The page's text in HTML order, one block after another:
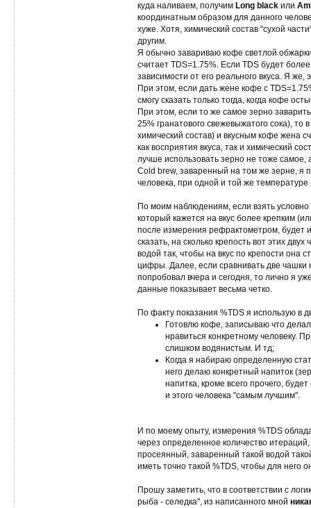
куда наливаем, получим Long black или
координатным образом для данного
хуже. Хотя, химический состав "сухой
другим.
Я обычно завариваю кофе светлой
считает TDS=1.75%. Если TDS будет
зависимости от его реального вкуса. Я же,
При этом, если дать жене кофе с
смогу сказать только тогда, когда кофе
При этом, если то же самое зерно
25% гранатового свежевыжатого сока), то
химический состав) и вкусным кофе жена
как восприятия вкуса, так и химический
лучше использовать зерно не тоже
Cold brew, заваренный на том же зерне, я
человека, при одной и той же температуре
По моим наблюдениям, если взять условно
который кажется на вкус более крепким
после измерения рефрактометром, будет
сказать, на сколько крепость вот этих
водой так, чтобы на вкус по крепости она
цифры. Далее, если сравнивать две чашки
попробовал вчера и сегодня, то лично я
данные показывает весьма четко.
По факту показания %TDS я использую в
Готовлю кофе, записываю что
нравиться конкретному человеку.
слишком водянистым. И тд;
Когда я набираю определенную
него делаю конкретный напиток
напитка, кроме всего прочего,
и этого человека "самым лучшим".
И по моему опыту, измерения %TDS
через определенное количество
просеянный, заваренный такой водой
иметь точно такой %TDS, чтобы для него
Прошу заметить, что в соответствии с
рыба - селедка", из написанного мной